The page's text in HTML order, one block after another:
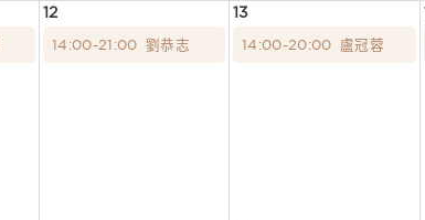
12 13
14:00-21:00 劉恭志 14:00-20:00 盧冠蓉